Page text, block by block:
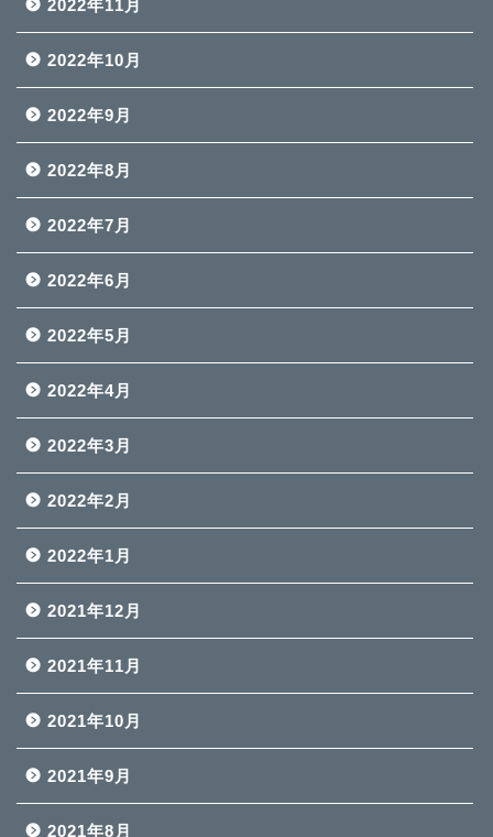
2022年11月
2022年10月
2022年9月
2022年8月
2022年7月
2022年6月
2022年5月
2022年4月
2022年3月
2022年2月
2022年1月
2021年12月
2021年11月
2021年10月
2021年9月
2021年8月